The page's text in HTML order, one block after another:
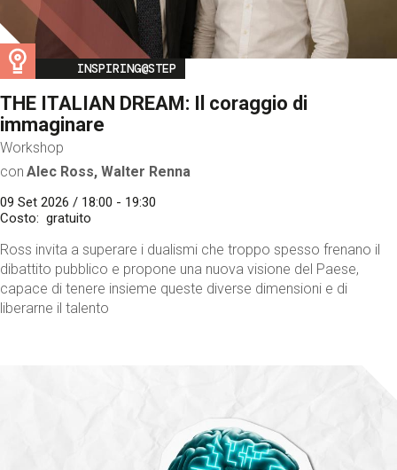
Image
INSPIRING@STEP
THE ITALIAN DREAM: Il coraggio di
immaginare
Workshop
con Alec Ross, Walter Renna
09 Set 2026 / 18:00 - 19:30
Costo
gratuito
Ross invita a superare i dualismi che troppo spesso frenano il
dibattito pubblico e propone una nuova visione del Paese,
capace di tenere insieme queste diverse dimensioni e di
liberarne il talento